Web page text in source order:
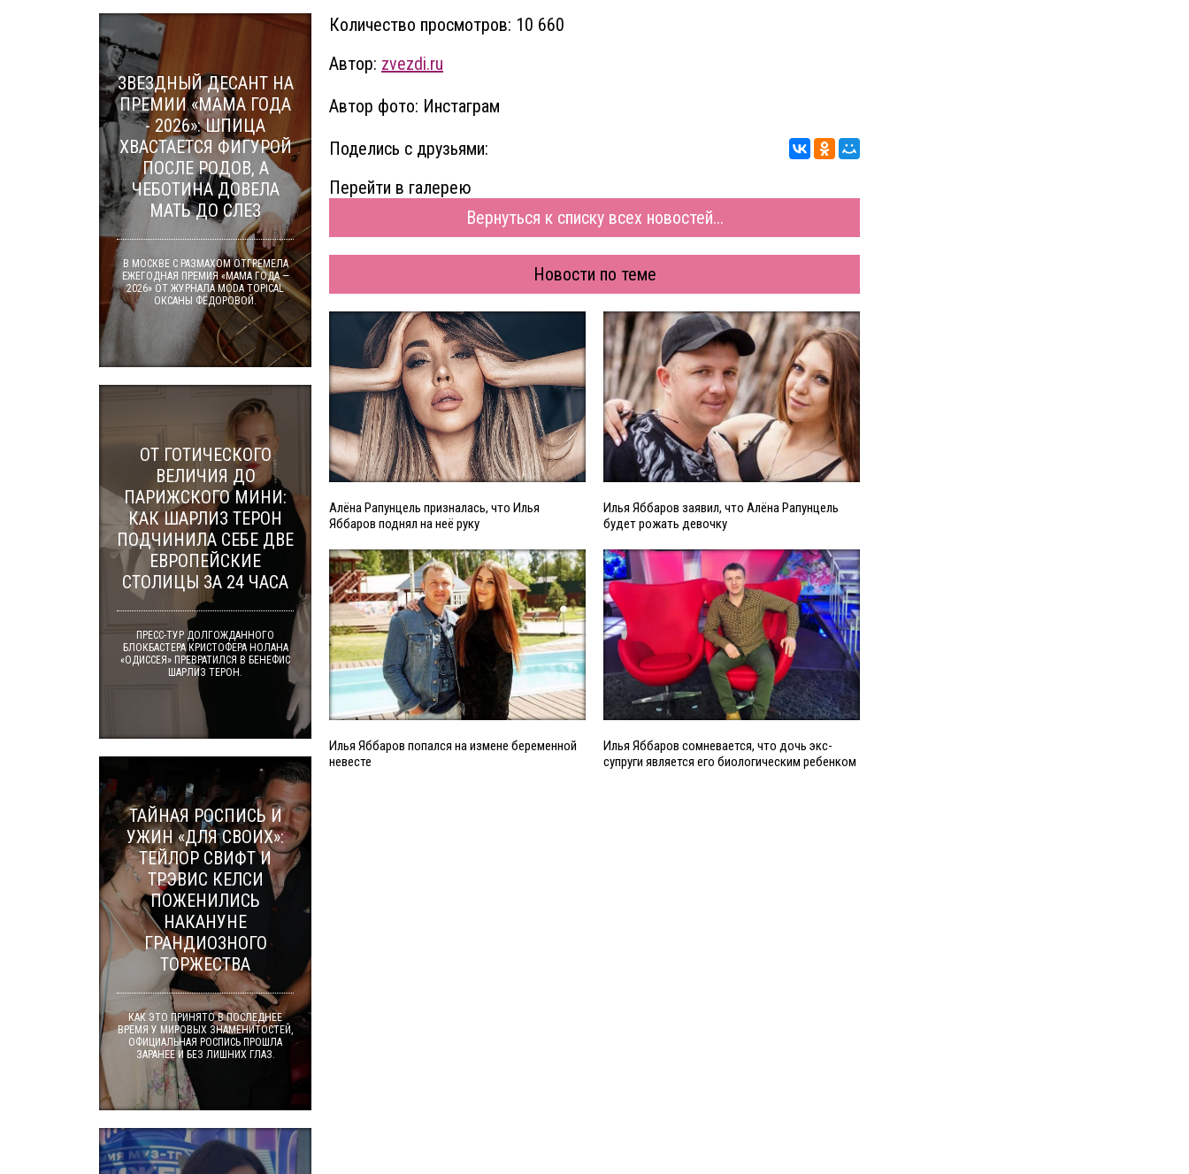
Количество просмотров: 10 660
Автор: zvezdi.ru
Автор фото: Инстаграм
Поделись с друзьями:
Перейти в галерею
Вернуться к списку всех новостей...
Новости по теме
Алёна Рапунцель призналась, что Илья
Яббаров поднял на неё руку
Илья Яббаров заявил, что Алёна Рапунцель
будет рожать девочку
Илья Яббаров попался на измене беременной
невесте
Илья Яббаров сомневается, что дочь экс-
супруги является его биологическим ребенком
ЗВЕЗДНЫЙ ДЕСАНТ НА
ПРЕМИИ «МАМА ГОДА
- 2026»: ШПИЦА
ХВАСТАЕТСЯ ФИГУРОЙ
ПОСЛЕ РОДОВ, А
ЧЕБОТИНА ДОВЕЛА
МАТЬ ДО СЛЕЗ
В МОСКВЕ С РАЗМАХОМ ОТГРЕМЕЛА
ЕЖЕГОДНАЯ ПРЕМИЯ «МАМА ГОДА —
2026» ОТ ЖУРНАЛА MODA TOPICAL
ОКСАНЫ ФЁДОРОВОЙ.
ОТ ГОТИЧЕСКОГО
ВЕЛИЧИЯ ДО
ПАРИЖСКОГО МИНИ:
КАК ШАРЛИЗ ТЕРОН
ПОДЧИНИЛА СЕБЕ ДВЕ
ЕВРОПЕЙСКИЕ
СТОЛИЦЫ ЗА 24 ЧАСА
ПРЕСС-ТУР ДОЛГОЖДАННОГО
БЛОКБАСТЕРА КРИСТОФЕРА НОЛАНА
«ОДИССЕЯ» ПРЕВРАТИЛСЯ В БЕНЕФИС
ШАРЛИЗ ТЕРОН.
ТАЙНАЯ РОСПИСЬ И
УЖИН «ДЛЯ СВОИХ»:
ТЕЙЛОР СВИФТ И
ТРЭВИС КЕЛСИ
ПОЖЕНИЛИСЬ
НАКАНУНЕ
ГРАНДИОЗНОГО
ТОРЖЕСТВА
КАК ЭТО ПРИНЯТО В ПОСЛЕДНЕЕ
ВРЕМЯ У МИРОВЫХ ЗНАМЕНИТОСТЕЙ,
ОФИЦИАЛЬНАЯ РОСПИСЬ ПРОШЛА
ЗАРАНЕЕ И БЕЗ ЛИШНИХ ГЛАЗ.